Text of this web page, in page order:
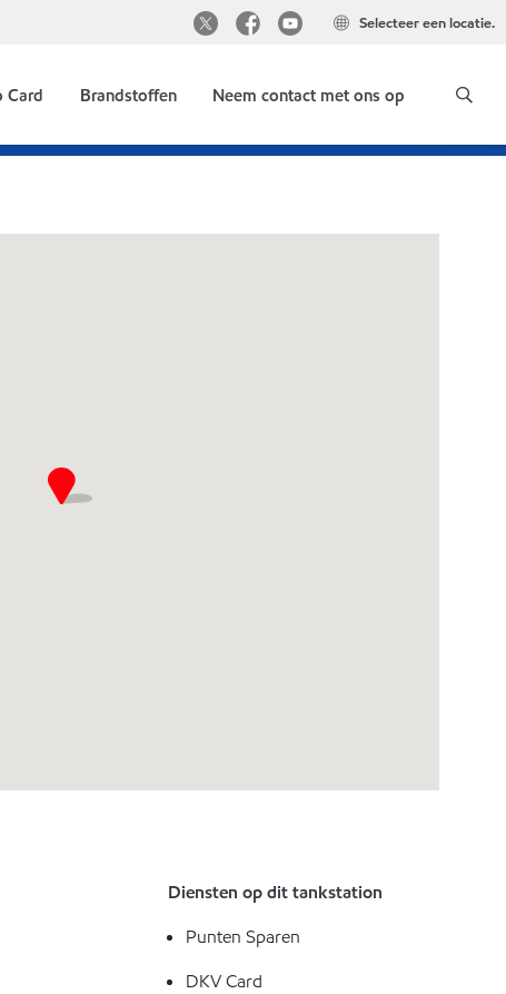
Selecteer een locatie.
Card Brandstoffen Neem contact met ons op
Diensten op dit tankstation
Punten Sparen
DKV Card